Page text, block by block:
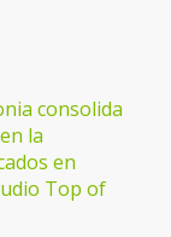
consolida
la
en
Top of